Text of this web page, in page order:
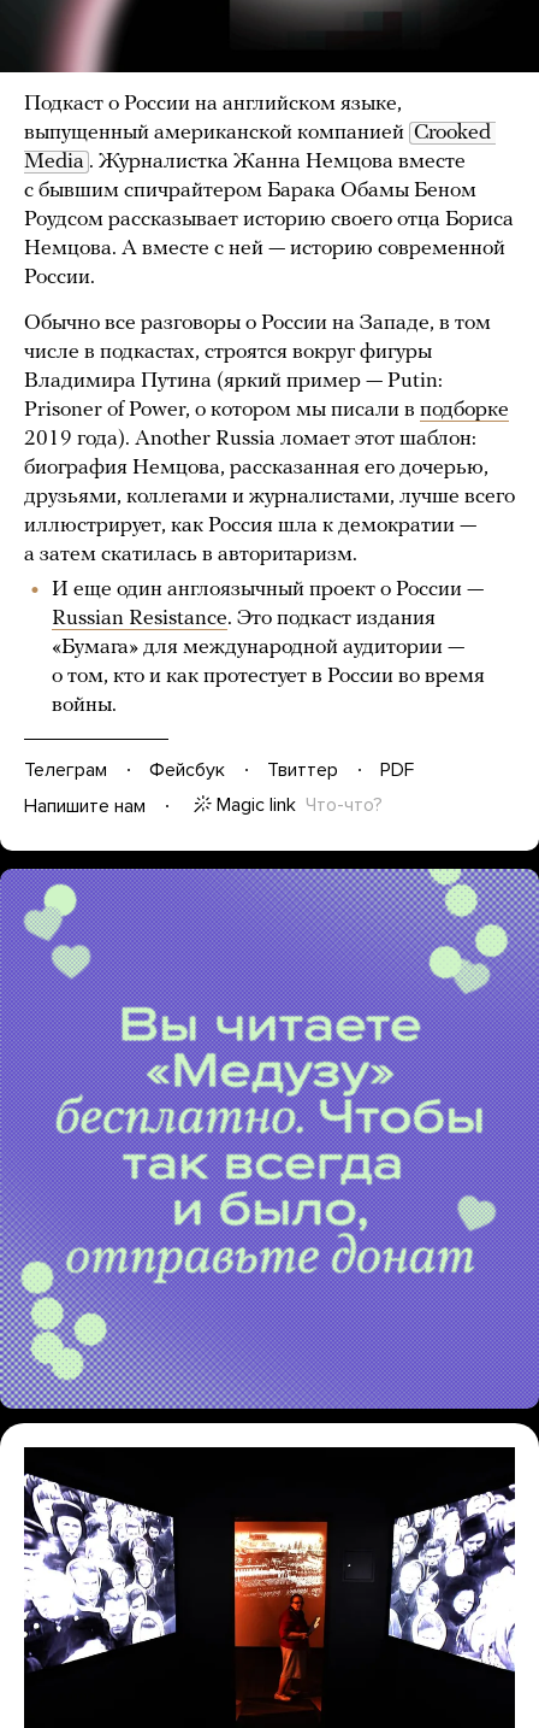
Подкаст о России на английском языке,
выпущенный американской компанией Crooked
Media . Журналистка Жанна Немцова вместе
с бывшим спичрайтером Барака Обамы Беном
Роудсом рассказывает историю своего отца Бориса
Немцова. А вместе с ней — историю современной
России.
Обычно все разговоры о России на Западе, в том
числе в подкастах, строятся вокруг фигуры
Владимира Путина (яркий пример — Putin:
Prisoner of Power, о котором мы писали в подборке
2019 года). Another Russia ломает этот шаблон:
биография Немцова, рассказанная его дочерью,
друзьями, коллегами и журналистами, лучше всего
иллюстрирует, как Россия шла к демократии —
а затем скатилась в авторитаризм.
И еще один англоязычный проект о России —
Russian Resistance. Это подкаст издания
«Бумага» для международной аудитории —
о том, кто и как протестует в России во время
войны.
Телеграм Фейсбук Твиттер
PDF
Напишите нам
Magic link Что-что?